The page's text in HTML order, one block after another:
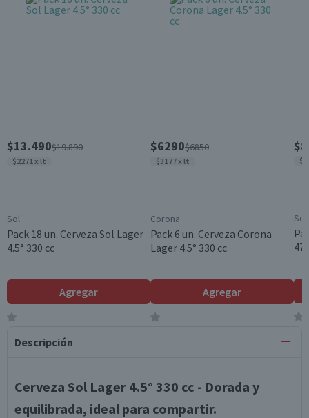
$13.490$19.890
$2271 x lt
Sol
Pack 18 un. Cerveza Sol Lager
4.5° 330 cc
Agregar
$6290$6850
$3177 x lt
Corona
Pack 6 un. Cerveza Corona
Lager 4.5° 330 cc
Agregar
Sol
Descripción
Cerveza Sol Lager 4.5° 330 cc - Dorada y
equilibrada, ideal para compartir.